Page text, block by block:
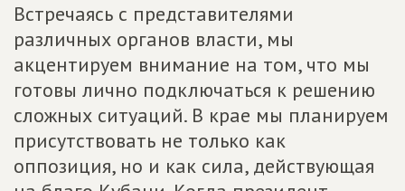
Встречаясь с представителями
различных органов власти, мы
акцентируем внимание на том, что мы
готовы лично подключаться к решению
сложных ситуаций. В крае мы планируем
присутствовать не только как
оппозиция, но и как сила, действующая